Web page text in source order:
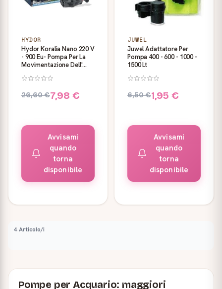
HYDOR
Hydor Koralia Nano 220 V
- 900 Eu- Pompa Per La
Movimentazione Dell'
26,60 €7,98 €
Avvisami
quando
torna
disponibile
JUWEL
Juwel Adattatore Per
Pompa 400 - 600 - 1000 -
1500 Lt
6,50 €1,95 €
Avvisami
quando
torna
disponibile
4 Articolo/i
Pompe per Acquario: maggiori